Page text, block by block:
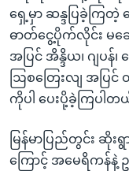
ရှေ့မှာ ဆန္ဒပြခဲ့ကြ
ဓာတ်ငွေ့ပိုက်လိုင်း မ
အပြင် အိန္ဒိယ၊ ဂျပန်၊
ဩစတြေးလျ အပြင်
ကိုပါ ပေးပို့ခဲ့ကြပါတ
မြန်မာပြည်တွင်း ဆို
ကြောင့် အမေရိကန်နဲ့